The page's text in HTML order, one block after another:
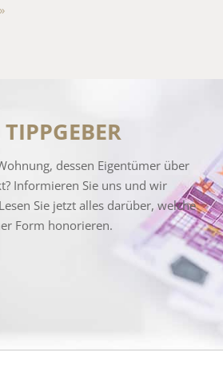
TIPPGEBER
dessen Eigentümer über
Informieren Sie uns und wir
Sie jetzt alles darüber, welche
Form honorieren.